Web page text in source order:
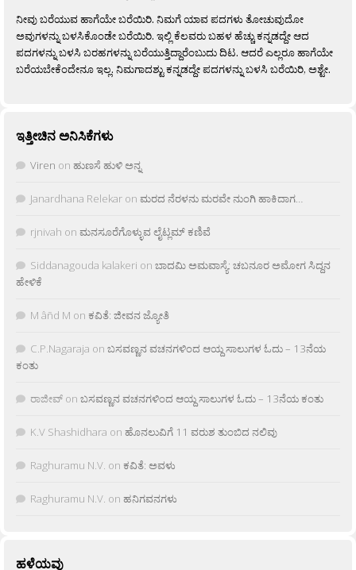
ನೀವು ಬರೆಯುವ ಹಾಗೆಯೇ ಬರೆಯಿರಿ. ನಿಮಗೆ ಯಾವ ಪದಗಳು ತೋಚುವುದೋ
ಅವುಗಳನ್ನು ಬಳಸಿಕೊಂಡೇ ಬರೆಯಿರಿ. ಇಲ್ಲಿ ಕೆಲವರು ಬಹಳ ಹೆಚ್ಚು ಕನ್ನಡದ್ದೇ ಆದ
ಪದಗಳನ್ನು ಬಳಸಿ ಬರಹಗಳನ್ನು ಬರೆಯುತ್ತಿದ್ದಾರೆಂಬುದು ದಿಟ. ಆದರೆ ಎಲ್ಲರೂ ಹಾಗೆಯೇ
ಬರೆಯಬೇಕೆಂದೇನೂ ಇಲ್ಲ. ನಿಮಗಾದಶ್ಟು ಕನ್ನಡದ್ದೇ ಪದಗಳನ್ನು ಬಳಸಿ ಬರೆಯಿರಿ, ಅಶ್ಟೇ.
ಇತ್ತೀಚಿನ ಅನಿಸಿಕೆಗಳು
Viren on ಹುಣಸೆ ಹುಳಿ ಅನ್ನ
Janardhana Relekar on ಮರದ ನೆರಳನು ಮರವೇ ನುಂಗಿ ಹಾಕಿದಾಗ…
rjnivah on ಮನಸೂರೆಗೊಳ್ಳುವ ಲೈಟ್ಲಮ್ ಕಣಿವೆ
Siddanagouda kalakeri on ಬಾದಮಿ ಅಮವಾಸ್ಯೆ: ಚಬನೂರ ಅಮೋಗ ಸಿದ್ದನ
ಹೇಳಿಕೆ
M âñd M on ಕವಿತೆ: ಜೀವನ ಜ್ಯೋತಿ
C.P.Nagaraja on ಬಸವಣ್ಣನ ವಚನಗಳಿಂದ ಆಯ್ದ ಸಾಲುಗಳ ಓದು – 13ನೆಯ
ಕಂತು
ರಾಜೀವ್ on ಬಸವಣ್ಣನ ವಚನಗಳಿಂದ ಆಯ್ದ ಸಾಲುಗಳ ಓದು – 13ನೆಯ ಕಂತು
K.V Shashidhara on ಹೊನಲುವಿಗೆ 11 ವರುಶ ತುಂಬಿದ ನಲಿವು
Raghuramu N.V. on ಕವಿತೆ: ಅವಳು
Raghuramu N.V. on ಹನಿಗವನಗಳು
ಹಳೆಯವು